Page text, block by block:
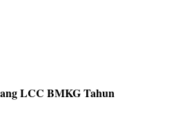
LCC BMKG Tahun